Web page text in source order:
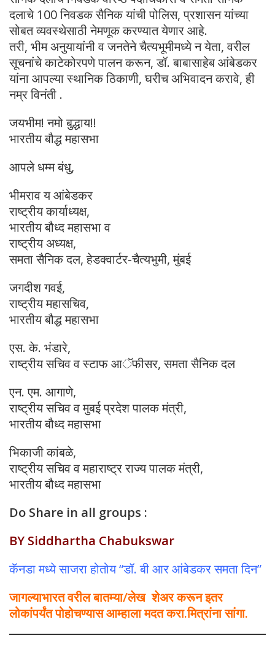
दलाचे 100 निवडक सैनिक यांची पोलिस, प्रशासन यांच्या
सोबत व्यवस्थेसाठी नेमणूक करण्यात येणार आहे.
तरी, भीम अनुयायांनी व जनतेने चैत्यभूमीमध्ये न येता, वरील
सूचनांचे काटेकोरपणे पालन करून, डॉ. बाबासाहेब आंबेडकर
यांना आपल्या स्थानिक ठिकाणी, घरीच अभिवादन करावे, ही
नम्र विनंती .
जयभीम! नमो बुद्धाय!!
भारतीय बौद्ध महासभा
आपले धम्म बंधु,
भीमराव य आंबेडकर
राष्ट्रीय कार्याध्यक्ष,
भारतीय बौध्द महासभा व
राष्ट्रीय अध्यक्ष,
समता सैनिक दल, हेडक्वार्टर-चैत्यभुमी, मुंबई
जगदीश गवई,
राष्ट्रीय महासचिव,
भारतीय बौद्ध महासभा
एस. के. भंडारे,
राष्ट्रीय सचिव व स्टाफ आॅफीसर, समता सैनिक दल
एन. एम. आगाणे,
राष्ट्रीय सचिव व मुबई प्रदेश पालक मंत्री,
भारतीय बौध्द महासभा
भिकाजी कांबळे,
राष्ट्रीय सचिव व महाराष्ट्र राज्य पालक मंत्री,
भारतीय बौध्द महासभा
Do Share in all groups :
BY Siddhartha Chabukswar
कॅनडा मध्ये साजरा होतोय “डॉ. बी आर आंबेडकर समता दिन”
जागल्याभारत वरील बातम्या/लेख शेअर करून इतर
लोकांपर्यंत पोहोचण्यास आम्हाला मदत करा.मित्रांना सांगा.